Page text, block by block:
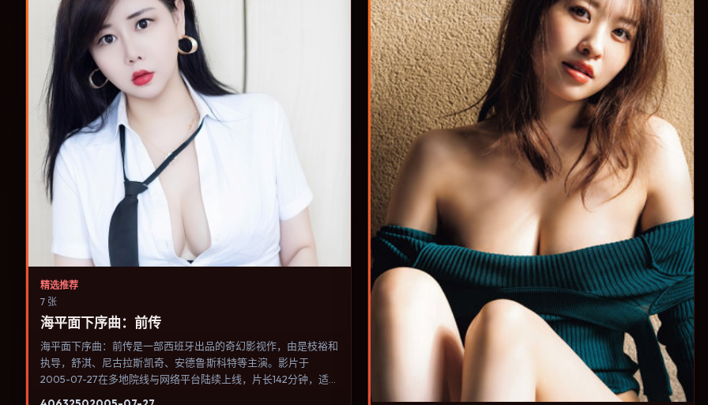
精选推荐
7 张
海平面下序曲：前传
海平面下序曲：前传是一部西班牙出品的奇幻影视作，由是枝裕和
执导，舒淇、尼古拉斯·凯奇、安德鲁·斯科特等主演。影片于
2005-07-27在多地院线与网络平台陆续上线，片长142分钟，适